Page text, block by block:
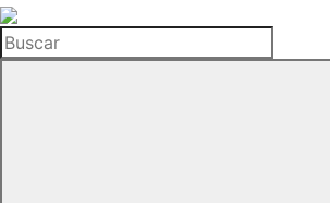
La
Hemeroteca
del
Buscar